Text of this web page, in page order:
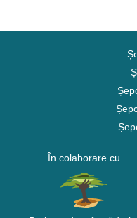
În colaborare cu